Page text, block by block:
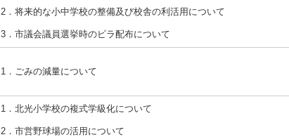
2．将来的な小中学校の整備及び校舎の利活用について
3．市議会議員選挙時のビラ配布について
1．ごみの減量について
1．北光小学校の複式学級化について
2．市営野球場の活用について